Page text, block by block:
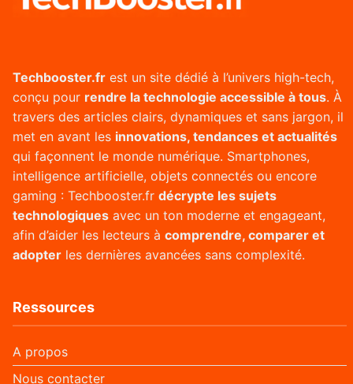
Techbooster.fr est un site dédié à l’univers high-tech,
conçu pour rendre la technologie accessible à tous. À
travers des articles clairs, dynamiques et sans jargon, il
met en avant les innovations, tendances et actualités
qui façonnent le monde numérique. Smartphones,
intelligence artificielle, objets connectés ou encore
gaming : Techbooster.fr décrypte les sujets
technologiques avec un ton moderne et engageant,
afin d’aider les lecteurs à comprendre, comparer et
adopter les dernières avancées sans complexité.
Ressources
A propos
Nous contacter